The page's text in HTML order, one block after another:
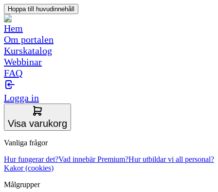
Hoppa till huvudinnehåll
Hem
Om portalen
Kurskatalog
Webbinar
FAQ
Logga in
Visa varukorg
Vanliga frågor
Hur fungerar det?Vad innebär Premium?Hur utbildar vi all personal?
Kakor (cookies)
Målgrupper